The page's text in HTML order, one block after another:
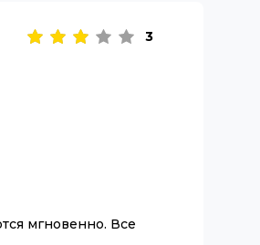
3
мгновенно. Все